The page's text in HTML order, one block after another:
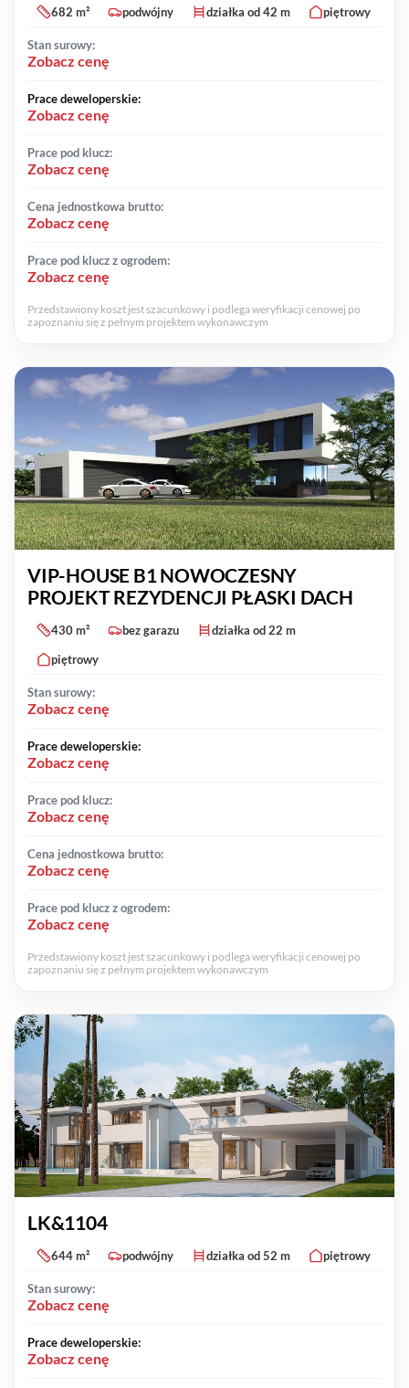
682 m² podwójny działka od 42 m piętrowy
Stan surowy:
Zobacz cenę
Prace deweloperskie:
Zobacz cenę
Prace pod klucz:
Zobacz cenę
Cena jednostkowa brutto:
Zobacz cenę
Prace pod klucz z ogrodem:
Zobacz cenę
Przedstawiony koszt jest szacunkowy i podlega weryfikacji cenowej po
zapoznaniu się z pełnym projektem wykonawczym
VIP-HOUSE B1 NOWOCZESNY
PROJEKT REZYDENCJI PŁASKI DACH
430 m² bez garazu
działka od 22 m
piętrowy
Stan surowy:
Zobacz cenę
Prace deweloperskie:
Zobacz cenę
Prace pod klucz:
Zobacz cenę
Cena jednostkowa brutto:
Zobacz cenę
Prace pod klucz z ogrodem:
Zobacz cenę
Przedstawiony koszt jest szacunkowy i podlega weryfikacji cenowej po
zapoznaniu się z pełnym projektem wykonawczym
LK&1104
644 m² podwójny działka od 52 m piętrowy
Stan surowy:
Zobacz cenę
Prace deweloperskie:
Zobacz cenę